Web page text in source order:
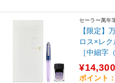
セーラー萬年
【限定】
ロス×レ
［中細字
¥14,300
ポイント